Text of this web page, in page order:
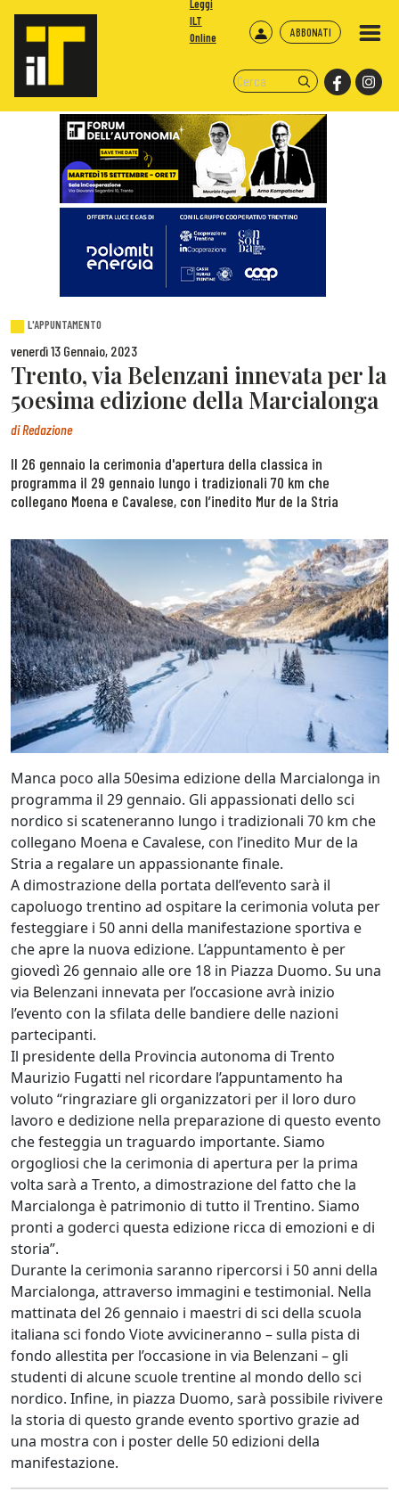
ABBONATI
Leggi
ILT
Online
L'APPUNTAMENTO
venerdì 13 Gennaio, 2023
Trento, via Belenzani innevata per la
50esima edizione della Marcialonga
diRedazione
Il 26 gennaio la cerimonia d'apertura della classica in
programma il 29 gennaio lungo i tradizionali 70 km che
collegano Moena e Cavalese, con l’inedito Mur de la Stria
Manca poco alla 50esima edizione della Marcialonga in
programma il 29 gennaio. Gli appassionati dello sci
nordico si scateneranno lungo i tradizionali 70 km che
collegano Moena e Cavalese, con l’inedito Mur de la
Stria a regalare un appassionante finale.
A dimostrazione della portata dell’evento sarà il
capoluogo trentino ad ospitare la cerimonia voluta per
festeggiare i 50 anni della manifestazione sportiva e
che apre la nuova edizione. L’appuntamento è per
giovedì 26 gennaio alle ore 18 in Piazza Duomo. Su una
via Belenzani innevata per l’occasione avrà inizio
l’evento con la sfilata delle bandiere delle nazioni
partecipanti.
Il presidente della Provincia autonoma di Trento
Maurizio Fugatti nel ricordare l’appuntamento ha
voluto “ringraziare gli organizzatori per il loro duro
lavoro e dedizione nella preparazione di questo evento
che festeggia un traguardo importante. Siamo
orgogliosi che la cerimonia di apertura per la prima
volta sarà a Trento, a dimostrazione del fatto che la
Marcialonga è patrimonio di tutto il Trentino. Siamo
pronti a goderci questa edizione ricca di emozioni e di
storia”.
Durante la cerimonia saranno ripercorsi i 50 anni della
Marcialonga, attraverso immagini e testimonial. Nella
mattinata del 26 gennaio i maestri di sci della scuola
italiana sci fondo Viote avvicineranno – sulla pista di
fondo allestita per l’occasione in via Belenzani – gli
studenti di alcune scuole trentine al mondo dello sci
nordico. Infine, in piazza Duomo, sarà possibile rivivere
la storia di questo grande evento sportivo grazie ad
una mostra con i poster delle 50 edizioni della
manifestazione.